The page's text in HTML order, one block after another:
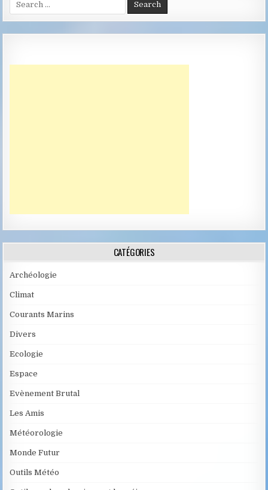
for:
CATÉGORIES
Archéologie
Climat
Courants Marins
Divers
Ecologie
Espace
Evènement Brutal
Les Amis
Météorologie
Monde Futur
Outils Météo